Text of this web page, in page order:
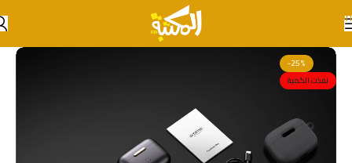
Skip to navigation
Skip to main content
-25%
نفذت الكمية